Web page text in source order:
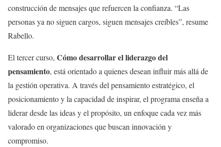
construcción de mensajes que refuercen la confianza. “Las
personas ya no siguen cargos, siguen mensajes creíbles”, resume
Rabello.
El tercer curso, Cómo desarrollar el liderazgo del
pensamiento, está orientado a quienes desean influir más allá de
la gestión operativa. A través del pensamiento estratégico, el
posicionamiento y la capacidad de inspirar, el programa enseña a
liderar desde las ideas y el propósito, un enfoque cada vez más
valorado en organizaciones que buscan innovación y
compromiso.